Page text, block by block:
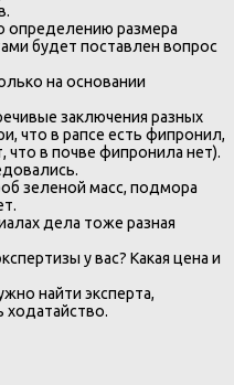
определению размера
будет поставлен вопрос
на основании
заключения разных
что в рапсе есть фипронил,
что в почве фипронила нет).
зеленой масс, подмора
дела тоже разная
у вас? Какая цена и
найти эксперта,
ходатайство.